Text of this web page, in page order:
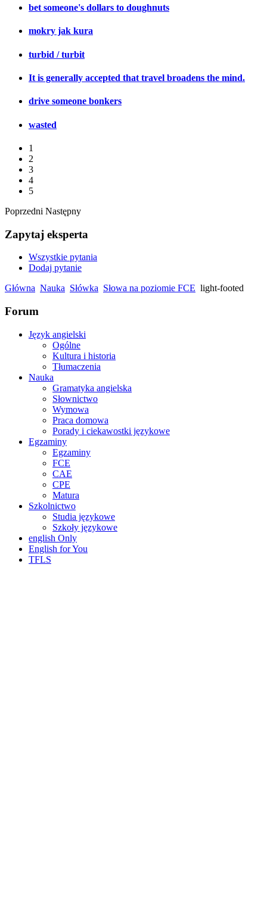
bet someone's dollars to doughnuts
mokry jak kura
turbid / turbit
It is generally accepted that travel broadens the mind.
drive someone bonkers
wasted
1
2
3
4
5
Poprzedni Następny
Zapytaj eksperta
Wszystkie pytania
Dodaj pytanie
Główna Nauka Słówka Słowa na poziomie FCE light-footed
Forum
Język angielski
Ogólne
Kultura i historia
Tłumaczenia
Nauka
Gramatyka angielska
Słownictwo
Wymowa
Praca domowa
Porady i ciekawostki językowe
Egzaminy
Egzaminy
FCE
CAE
CPE
Matura
Szkolnictwo
Studia językowe
Szkoły językowe
english Only
English for You
TFLS